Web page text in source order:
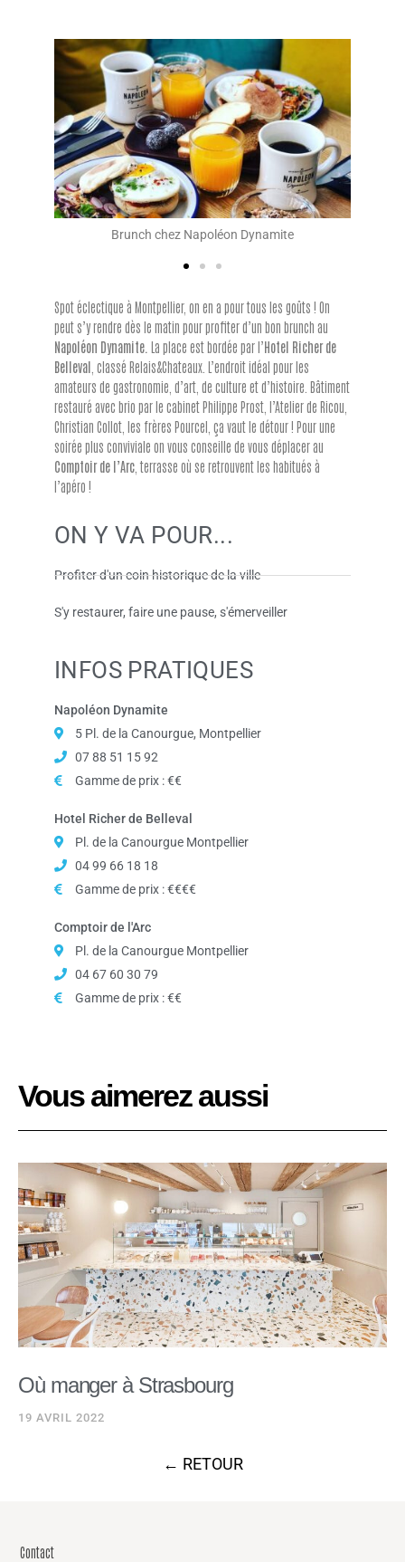
Patio de l'Hotel Richer de Belleval
Spot éclectique à Montpellier, on en a pour tous les goûts ! On
peut s’y rendre dès le matin pour profiter d’un bon brunch au
Napoléon Dynamite. La place est bordée par l’Hotel Richer de
Belleval , classé Relais&Chateaux. L’endroit idéal pour les
amateurs de gastronomie, d’art, de culture et d’histoire. Bâtiment
restauré avec brio par le cabinet Philippe Prost, l’Atelier de Ricou,
Christian Collot, les frères Pourcel, ça vaut le détour ! Pour une
soirée plus conviviale on vous conseille de vous déplacer au
Comptoir de l’Arc , terrasse où se retrouvent les habitués à
l’apéro !
ON Y VA POUR...
Profiter d'un coin historique de la ville
S'y restaurer, faire une pause, s'émerveiller
INFOS PRATIQUES
Napoléon Dynamite
5 Pl. de la Canourgue, Montpellier
07 88 51 15 92
Gamme de prix : €€
Hotel Richer de Belleval
Pl. de la Canourgue Montpellier
04 99 66 18 18
Gamme de prix : €€€€
Comptoir de l'Arc
Pl. de la Canourgue Montpellier
04 67 60 30 79
Gamme de prix : €€
Vous aimerez aussi
Où manger à Strasbourg
19 AVRIL 2022
← RETOUR
Contact